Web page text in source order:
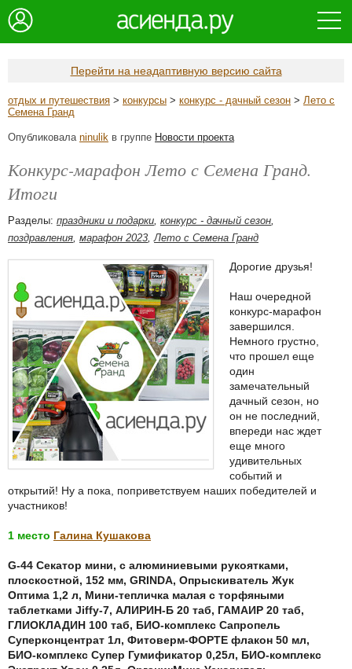
Перейти на неадаптивную версию сайта
отдых и путешествия > конкурсы > конкурс - дачный сезон > Лето с
Семена Гранд
Опубликовала ninulik в группе Новости проекта
Конкурс-марафон Лето с Семена Гранд.
Итоги
Разделы: праздники и подарки, конкурс - дачный сезон,
поздравления, марафон 2023,Лето с Семена Гранд
Дорогие друзья!
Наш очередной
конкурс-марафон
завершился.
Немного грустно,
что прошел еще
один
замечательный
дачный сезон, но
он не последний,
впереди нас ждет
еще много
удивительных
событий и
открытий! Ну а пока, поприветствуем наших победителей и
участников!
1 место Галина Кушакова
G-44 Секатор мини, с алюминиевыми рукоятками,
плоскостной, 152 мм, GRINDA, Опрыскиватель Жук
Оптима 1,2 л, Мини-тепличка малая с торфяными
таблетками Jiffy-7, АЛИРИН-Б 20 таб, ГАМАИР 20 таб,
ГЛИОКЛАДИН 100 таб, БИО-комплекс Сапропель
Суперконцентрат 1л, Фитоверм-ФОРТЕ флакон 50 мл,
БИО-комплекс Супер Гумификатор 0,25л, БИО-комплекс